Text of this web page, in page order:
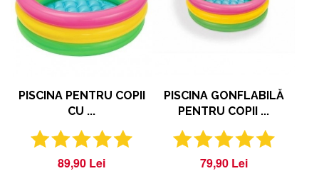
PISCINA PENTRU COPII
CU ...
89,90 Lei
PISCINA GONFLABILĂ
PENTRU COPII ...
79,90 Lei